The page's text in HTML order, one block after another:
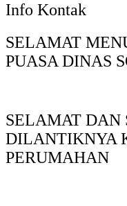
Info Kontak
SELAMAT
PUASA DINAS
SELAMAT DAN
DILANTIKNYA
PERUMAHAN